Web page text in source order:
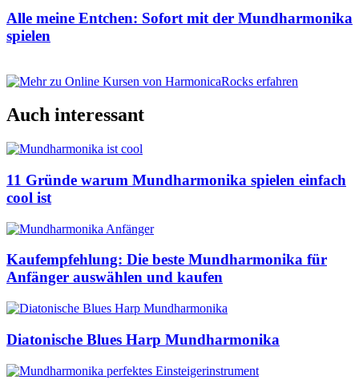
Alle meine Entchen: Sofort mit der Mundharmonika
spielen
Auch interessant
11 Gründe warum Mundharmonika spielen einfach
cool ist
Kaufempfehlung: Die beste Mundharmonika für
Anfänger auswählen und kaufen
Diatonische Blues Harp Mundharmonika